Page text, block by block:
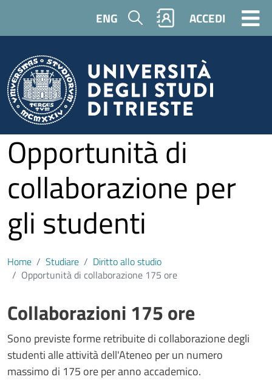
ENG Cerca ACCEDI
Opportunità di
collaborazione per
gli studenti
Home Studiare
Diritto allo studio
Opportunità di collaborazione 175 ore
Contenuto
Collaborazioni 175 ore
Sono previste forme retribuite di collaborazione degli
studenti alle attività dell'Ateneo per un numero
massimo di 175 ore per anno accademico.